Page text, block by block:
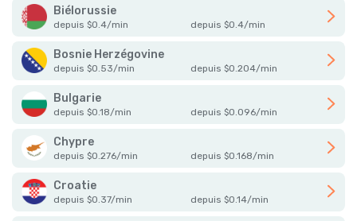
Biélorussie
depuis $0.4/min depuis $0.4/min
Bosnie Herzégovine
depuis $0.53/min depuis $0.204/min
Bulgarie
depuis $0.18/min depuis $0.096/min
Chypre
depuis $0.276/min depuis $0.168/min
Croatie
depuis $0.37/min depuis $0.14/min